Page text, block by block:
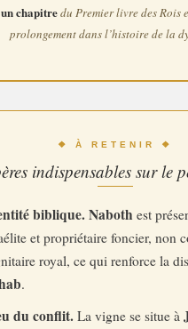
un chapitredu Premier livre des Rois
prolongement dans l’histoire de la
❖ À RETENIR ❖
indispensables sur le
biblique.Naboth est
et propriétaire foncier, non
royal, ce qui renforce la
.
du conflit. La vigne se situe à